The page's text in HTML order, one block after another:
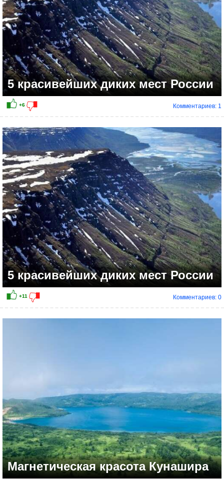
5 красивейших диких мест России
Комментариев: 1
5 красивейших диких мест России
Комментариев: 0
Магнетическая красота Кунашира